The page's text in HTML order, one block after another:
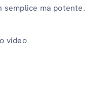
semplice ma potente.
video